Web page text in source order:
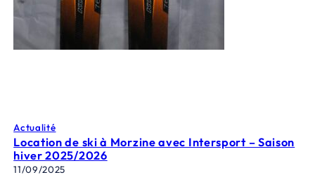
Actualité
Location de ski à Morzine avec Intersport – Saison
hiver 2025/2026
11/09/2025